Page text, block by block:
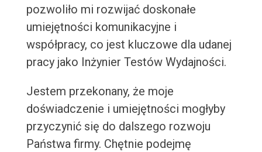
pozwoliło mi rozwijać doskonałe
umiejętności komunikacyjne i
współpracy, co jest kluczowe dla udanej
pracy jako Inżynier Testów Wydajności.
Jestem przekonany, że moje
doświadczenie i umiejętności mogłyby
przyczynić się do dalszego rozwoju
Państwa firmy. Chętnie podejmę